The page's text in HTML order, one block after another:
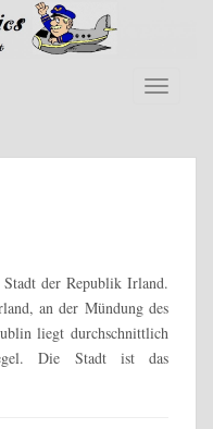
der Republik Irland.
an der Mündung des
liegt durchschnittlich
Die Stadt ist das